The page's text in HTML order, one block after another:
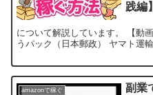
践編】
について解説しています。 【動
うパック（日本郵政） ヤマト運
amazonで稼ぐ
副業